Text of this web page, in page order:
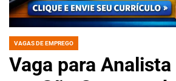
POSTED
VAGAS DE EMPREGO
Vaga para